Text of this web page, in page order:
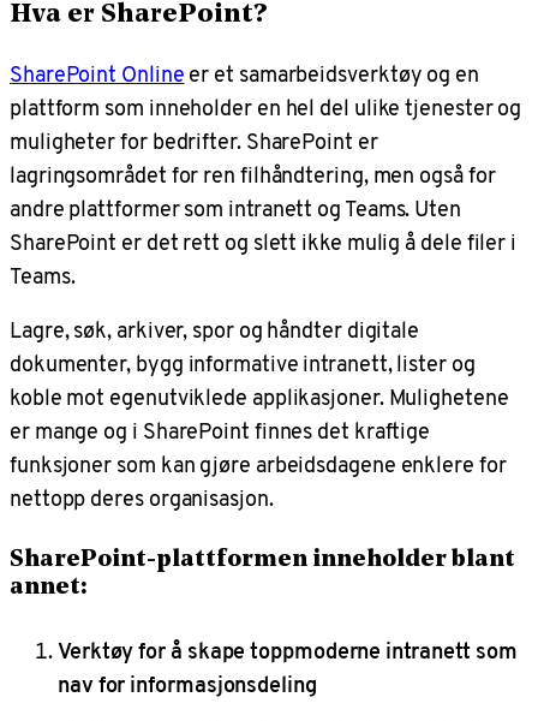
Hva er SharePoint?
SharePoint Onlineer et samarbeidsverktøy og en
plattform som inneholder en hel del ulike tjenester og
muligheter for bedrifter. SharePoint er
lagringsområdet for ren filhåndtering, men også for
andre plattformer som intranett og Teams. Uten
SharePoint er det rett og slett ikke mulig å dele filer i
Teams.
Lagre, søk, arkiver, spor og håndter digitale
dokumenter, bygg informative intranett, lister og
koble mot egenutviklede applikasjoner. Mulighetene
er mange og i SharePoint finnes det kraftige
funksjoner som kan gjøre arbeidsdagene enklere for
nettopp deres organisasjon.
SharePoint-plattformen inneholder blant
annet:
Verktøy for å skape toppmoderne intranett som
nav for informasjonsdeling